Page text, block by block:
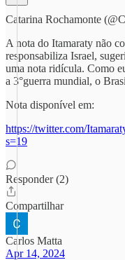
Catarina Rochamonte
A nota do Itamaraty não
responsabiliza Israel,
uma nota ridícula. Como
a 3°guerra mundial, o
Nota disponível em:
https://twitter.com/
s=19
Responder (2)
Compartilhar
Carlos Matta
Apr 14, 2024